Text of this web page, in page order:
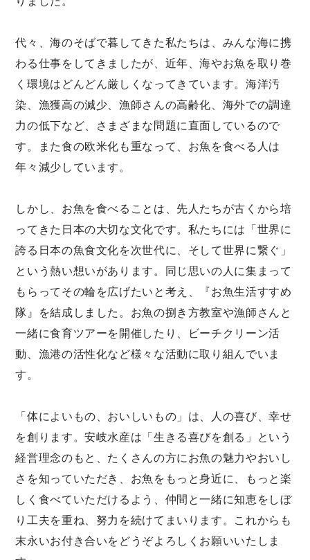
代々、海のそばで暮してきた私たちは、みんな海に携
わる仕事をしてきましたが、近年、海やお魚を取り巻
く環境はどんどん厳しくなってきています。海洋汚
染、漁獲高の減少、漁師さんの高齢化、海外での調達
力の低下など、さまざまな問題に直面しているので
す。また食の欧米化も重なって、お魚を食べる人は
年々減少しています。
しかし、お魚を食べることは、先人たちが古くから培
ってきた日本の大切な文化です。私たちには「世界に
誇る日本の魚食文化を次世代に、そして世界に繋ぐ」
という熱い想いがあります。同じ思いの人に集まって
もらってその輪を広げたいと考え、『お魚生活すすめ
隊』を結成しました。お魚の捌き方教室や漁師さんと
一緒に食育ツアーを開催したり、ビーチクリーン活
動、漁港の活性化など様々な活動に取り組んでいま
す。
「体によいもの、おいしいもの」は、人の喜び、幸せ
を創ります。安岐水産は「生きる喜びを創る」という
経営理念のもと、たくさんの方にお魚の魅力やおいし
さを知っていただき、お魚をもっと身近に、もっと楽
しく食べていただけるよう、仲間と一緒に知恵をしぼ
り工夫を重ね、努力を続けてまいります。これからも
末永いお付き合いをどうぞよろしくお願いいたしま